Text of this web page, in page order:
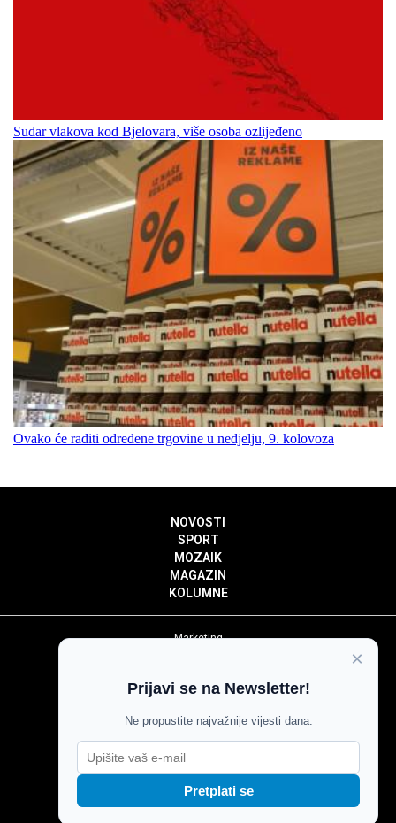
Sudar vlakova kod Bjelovara, više osoba ozlijeđeno
Ovako će raditi određene trgovine u nedjelju, 9. kolovoza
NOVOSTI
SPORT
MOZAIK
MAGAZIN
KOLUMNE
Marketing
Impressum
Pravila komentiranja
Agroglas
×
Prijavi se na Newsletter!
Ne propustite najvažnije vijesti dana.
Pretplati se